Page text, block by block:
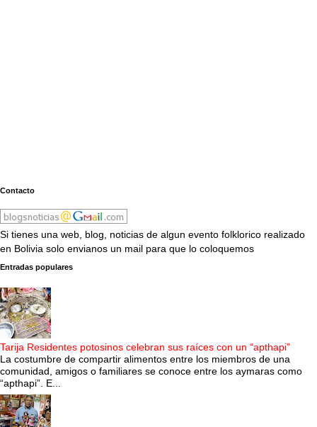
Contacto
Si tienes una web, blog, noticias de algun evento folklorico realizado
en Bolivia solo envianos un mail para que lo coloquemos
Entradas populares
Tarija Residentes potosinos celebran sus raíces con un “apthapi”
La costumbre de compartir alimentos entre los miembros de una
comunidad, amigos o familiares se conoce entre los aymaras como
“apthapi”. E...